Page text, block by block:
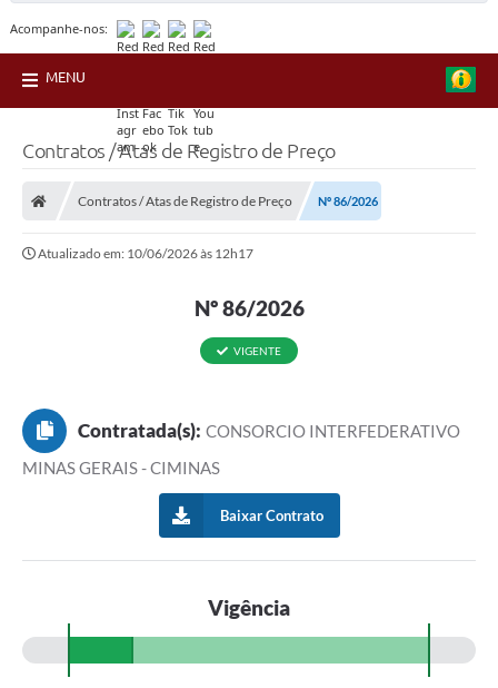
Acompanhe-nos:
MENU
Contratos / Atas de Registro de Preço
Contratos / Atas de Registro de Preço Nº 86/2026
Atualizado em: 10/06/2026 às 12h17
Nº 86/2026
VIGENTE
Contratada(s): CONSORCIO INTERFEDERATIVO
MINAS GERAIS - CIMINAS
Baixar Contrato
Vigência